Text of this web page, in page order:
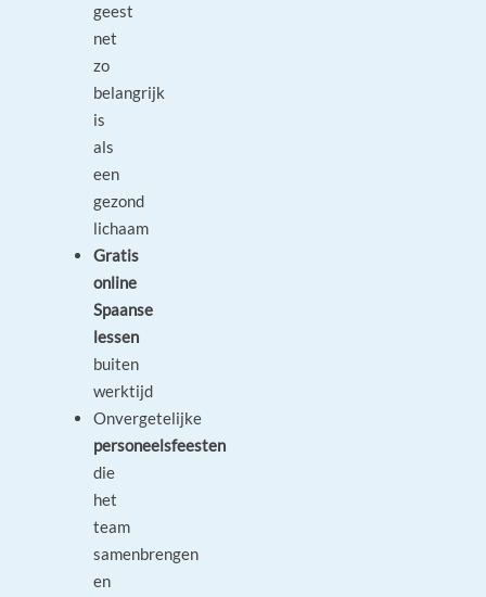
geest
net
zo
belangrijk
is
als
een
gezond
lichaam
Gratis
online
Spaanse
lessen
buiten
werktijd
Onvergetelijke
personeelsfeesten
die
het
team
samenbrengen
en